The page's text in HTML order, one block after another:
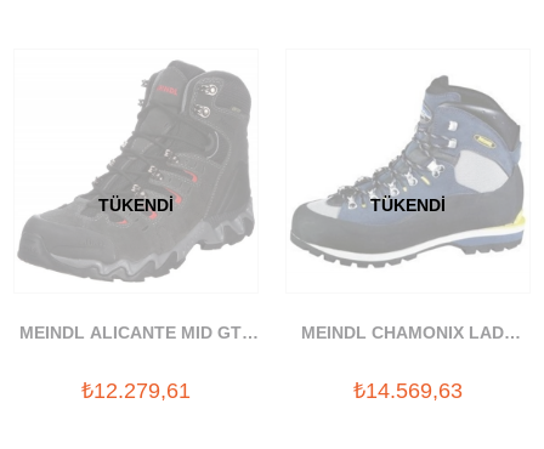
TÜKENDI
MEINDL ALICANTE MID GTX
₺12.279,61
TÜKENDI
MEINDL CHAMONIX LADY
₺14.569,63